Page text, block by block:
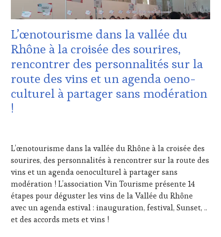
VAR,
VIGNOBLES,
WINE
TASTING
VOUCHER,
WINE
TOURISM
FAME,
WINE
TOURISM
TOUR
MOVIE,
WINETASTINGVOUCHER.COM
CLÉS
VIN
ET
DE
LA
HAUTE
GASTRONOMIE
FRANÇAISE,
INVITATIONS
&
TASTING
MASTERCLASS,
MÉDIAS,
PRESSE
ÉCRITE,
RADIO,
WEB,
OENOTOURISME,
L’œnotourisme dans la vallée du
Rhône à la croisée des sourires,
rencontrer des personnalités sur la
route des vins et un agenda oeno-
culturel à partager sans modération
!
2022
L’œnotourisme dans la vallée du Rhône à la croisée des
sourires, des personnalités à rencontrer sur la route des
vins et un agenda oenoculturel à partager sans
modération ! L’association Vin Tourisme présente 14
étapes pour déguster les vins de la Vallée du Rhône
avec un agenda estival : inauguration, festival, Sunset, ..
et des accords mets et vins !